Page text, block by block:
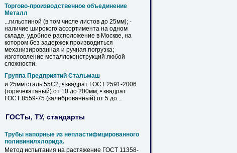
Торгово-производственное объединение
Металл
...гильотиной (в том числе листов до 25мм); -
наличие широкого ассортимента на одном
складе, удобное расположение в Москве, на
котором без задержек производиться
механизированная и ручная погрузка;
изготовление металлоконструкций любой
сложности.
Группа Предприятий Стальмаш
и 25мм сталь 55С2; • квадрат ГОСТ 2591-2006
(горячекатаный) от 10 до 200мм, • квадрат
ГОСТ 8559-75 (калиброванный) от 5 до...
ГОСТы, ТУ, стандарты
Трубы напорные из непластифицированного
поливинилхлорида.
Метод испытания на растяжение ГОСТ 11358-